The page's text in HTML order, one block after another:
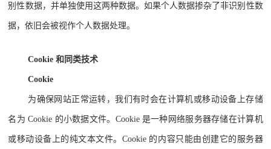
别性数据，并单独使用这两种数据。如果个人数据掺杂了非识别性数
据，依旧会被视作个人数据处理。
Cookie 和同类技术
Cookie
为确保网站正常运转，我们有时会在计算机或移动设备上存储
名为 Cookie 的小数据文件。Cookie 是一种网络服务器存储在计算机
或移动设备上的纯文本文件。Cookie 的内容只能由创建它的服务器